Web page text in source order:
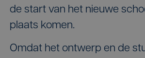
de start van het nieuwe
plaats komen.
Omdat het ontwerp en de